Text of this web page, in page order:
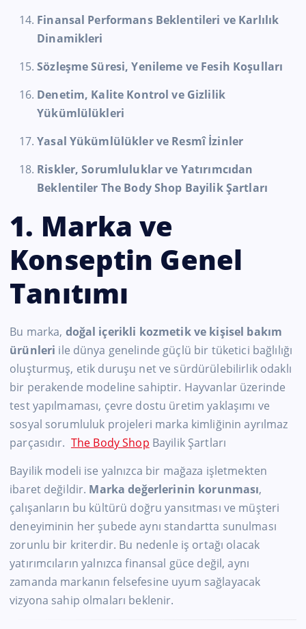
Finansal Performans Beklentileri ve Karlılık
Dinamikleri
Sözleşme Süresi, Yenileme ve Fesih Koşulları
Denetim, Kalite Kontrol ve Gizlilik
Yükümlülükleri
Yasal Yükümlülükler ve Resmî İzinler
Riskler, Sorumluluklar ve Yatırımcıdan
Beklentiler The Body Shop Bayilik Şartları
1. Marka ve
Konseptin Genel
Tanıtımı
Bu marka, doğal içerikli kozmetik ve kişisel bakım
ürünleri ile dünya genelinde güçlü bir tüketici bağlılığı
oluşturmuş, etik duruşu net ve sürdürülebilirlik odaklı
bir perakende modeline sahiptir. Hayvanlar üzerinde
test yapılmaması, çevre dostu üretim yaklaşımı ve
sosyal sorumluluk projeleri marka kimliğinin ayrılmaz
parçasıdır. The Body Shop Bayilik Şartları
Bayilik modeli ise yalnızca bir mağaza işletmekten
ibaret değildir. Marka değerlerinin korunması,
çalışanların bu kültürü doğru yansıtması ve müşteri
deneyiminin her şubede aynı standartta sunulması
zorunlu bir kriterdir. Bu nedenle iş ortağı olacak
yatırımcıların yalnızca finansal güce değil, aynı
zamanda markanın felsefesine uyum sağlayacak
vizyona sahip olmaları beklenir.